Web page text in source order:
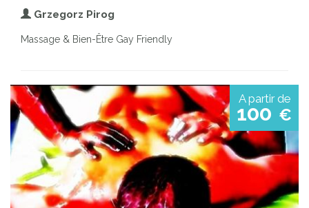
Grzegorz Pirog
Massage & Bien-Être Gay Friendly
A partir de
100 €